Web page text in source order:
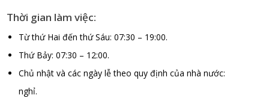
Thời gian làm việc:
Từ thứ Hai đến thứ Sáu: 07:30 – 19:00.
Thứ Bảy: 07:30 – 12:00.
Chủ nhật và các ngày lễ theo quy định của nhà nước:
nghỉ.